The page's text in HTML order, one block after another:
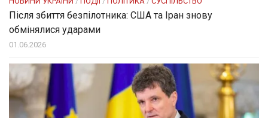
Після збиття безпілотника: США та Іран знову
обмінялися ударами
01.06.2026